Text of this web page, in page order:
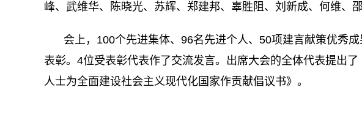
峰、武维华、陈晓光、苏辉、郑建邦、辜胜阻、刘新成、何维、
会上，100个先进集体、96名先进个人、50项建言献策优秀
表彰。4位受表彰代表作了交流发言。出席大会的全体代表提出
人士为全面建设社会主义现代化国家作贡献倡议书》。